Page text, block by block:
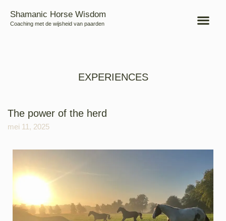
Shamanic Horse Wisdom
Coaching met de wijsheid van paarden
EXPERIENCES
The power of the herd
mei 11, 2025